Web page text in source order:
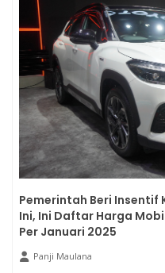
Pemerintah Beri Insentif
Ini, Ini Daftar Harga
Per Januari 2025
Panji Maulana